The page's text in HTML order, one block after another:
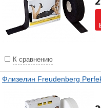
К сравнению
Флизелин Freudenberg